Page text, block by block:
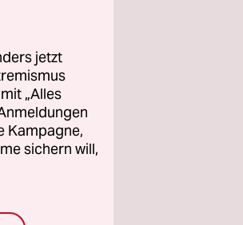
jetzt
„Alles
Kampagne,
sichern will,